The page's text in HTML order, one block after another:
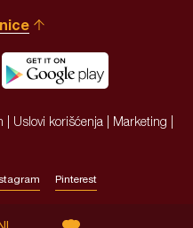
| Uslovi korišćenja Marketing
Pinterest